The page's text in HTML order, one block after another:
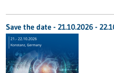
Save the date - 21.10.2026 -